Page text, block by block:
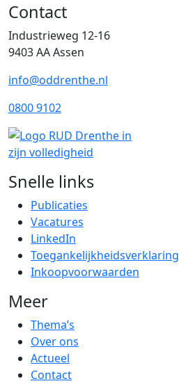
Contact
Industrieweg 12-16
9403 AA Assen
info@oddrenthe.nl
0800 9102
Snelle links
Publicaties
Vacatures
LinkedIn
Toegankelijkheidsverklaring
Inkoopvoorwaarden
Meer
Thema’s
Over ons
Actueel
Contact